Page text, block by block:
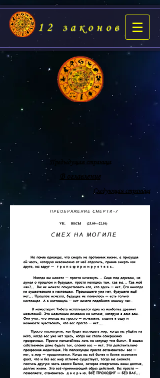
12 законов
Предыдущая страница
В оглавление
Следующая страница